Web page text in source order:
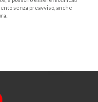
senza preavviso, anche